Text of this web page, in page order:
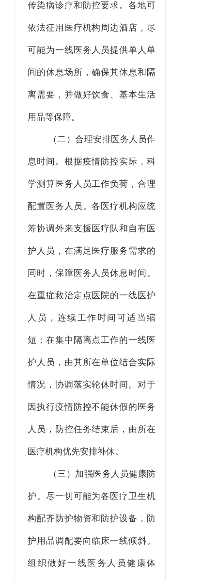
传染病诊疗和防控要求。各地可
依法征用医疗机构周边酒店 ， 尽
可能为一线医务人员提供单人单
间的休息场所 ，确保其休息和隔
离需要 ， 并做好饮食、基本生活
用品等保障。
（二）合理安排医务人员作
息时间。 根据疫情防控实际 ，科
学测算医务人员工作负荷，合理
配置医务人员。各医疗机构应统
筹协调外来支援医疗队和自有医
护人员 ， 在满足医疗服务需求的
同时，保障医务人员休息时间。
在重症救治定点医院的一线医护
人员 ， 连续工作时间可适当缩
短；在集中隔离点工作的一线医
护人员 ， 由其所在单位结合实际
情况 ， 协调落实轮休时间。对于
因执行疫情防控不能休假的医务
人员，防控任务结束后，由所在
医疗机构优先安排补休。
（三）加强医务人员健康防
护。 尽一切可能为各医疗卫生机
构配齐防护物资和防护设备，防
护用品调配要向临床一线倾斜。
组织做好一线医务人员健康体